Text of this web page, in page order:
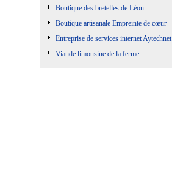
Boutique des bretelles de Léon
Boutique artisanale Empreinte de cœur
Entreprise de services internet Aytechnet
Viande limousine de la ferme